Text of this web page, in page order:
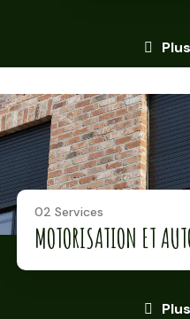
02 Services
MOTORISATION ET